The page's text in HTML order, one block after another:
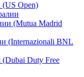
Open)
(Mutua Madrid
(Internazionali BNL
Duty Free